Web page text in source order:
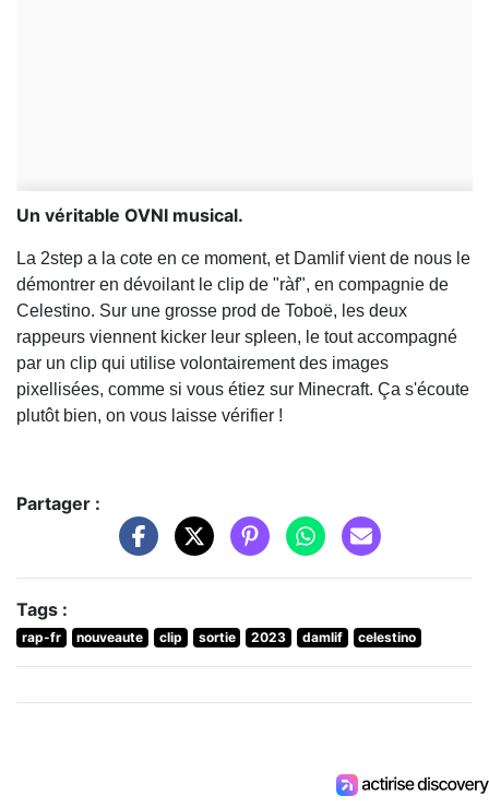
Un véritable OVNI musical.
La 2step a la cote en ce moment, et Damlif vient de nous le
démontrer en dévoilant le clip de "ràf", en compagnie de
Celestino. Sur une grosse prod de Toboë, les deux
rappeurs viennent kicker leur spleen, le tout accompagné
par un clip qui utilise volontairement des images
pixellisées, comme si vous étiez sur Minecraft. Ça s'écoute
plutôt bien, on vous laisse vérifier !
Partager :
Tags :
rap-fr nouveaute clip sortie 2023 damlif celestino